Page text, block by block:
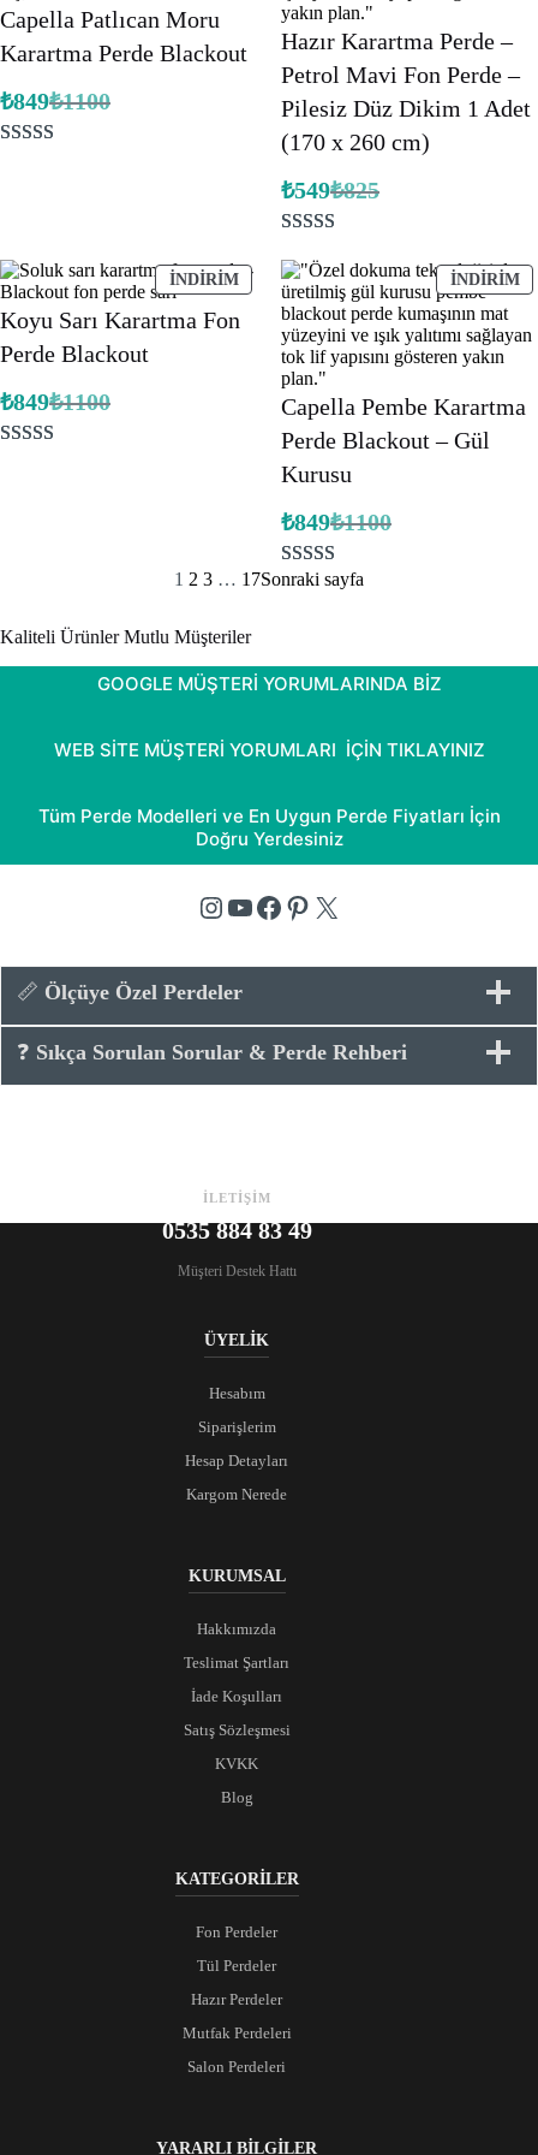
Capella Patlıcan Moru
Karartma Perde Blackout
₺1100
Orijinal
₺849 Şu
5.00puan
aldı
Hazır Karartma Perde –
Petrol Mavi Fon Perde –
Pilesiz Düz Dikim 1 Adet
(170 x 260 cm)
₺825
Orijinal
fiyat:
₺549Şu
andaki
puanına
dayanarak 5
üzerinden
5.00puan
aldı
İNDIRIMİNDIRIMDEKI
ÜRÜN
Koyu Sarı Karartma Fon
Perde Blackout
₺1100
Orijinal
₺849 Şu
İNDIRIM
Capella Pembe Karartma
Perde Blackout – Gül
Kurusu
₺1100
Orijinal
₺1100.
₺849 Şu
₺849.
3
müşteri
üzerinden
1 2 3 … 17Sonraki sayfa
Kaliteli Ürünler Mutlu Müşteriler
GOOGLE MÜŞTERİ YORUMLARINDA BİZ
WEB SİTE MÜŞTERİ YORUMLARI İÇİN TIKLAYINIZ
Tüm Perde Modelleri ve En Uygun Perde Fiyatları İçin
Doğru Yerdesiniz
Instagram
YouTube
Facebook
Pinterest
X
📏 Ölçüye Özel Perdeler
❓ Sıkça Sorulan Sorular & Perde Rehberi
İLETİŞİM
0535 884 83 49
Müşteri Destek Hattı
ÜYELİK
Hesabım
Siparişlerim
Hesap Detayları
Kargom Nerede
KURUMSAL
Hakkımızda
Teslimat Şartları
İade Koşulları
Satış Sözleşmesi
KVKK
Blog
KATEGORİLER
Fon Perdeler
Tül Perdeler
Hazır Perdeler
Mutfak Perdeleri
Salon Perdeleri
YARARLI BİLGİLER